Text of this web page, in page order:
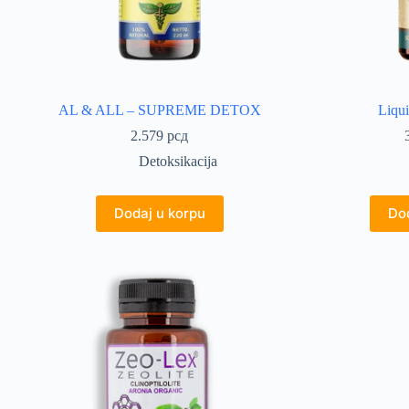
AL & ALL – SUPREME DETOX
2.579рсд
Detoksikacija
Dodaj u korpu